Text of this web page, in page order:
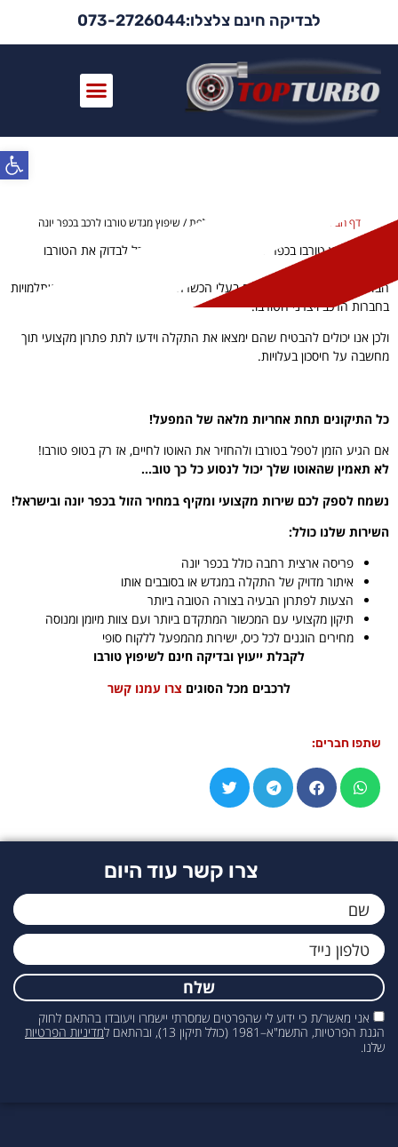
לבדיקה חינם צלצלו:073-2726044
החלפת / שיפוץ מגדש טורבו לרכב
דף הבית החלפת / שיפוץ מגדש טורבו לרכב בכפר יונה
מוסך לשיפוץ טורבו בכפר יונה, אצלנו בטופ טורבו תוכל לבדוק את הטורבו
הבדיקה מתבצעת ע״י מכונאים בעלי הכשרה מיוחדת לנושא שעברו השתלמויות
בחברות הרכב ויצרני הטורבו.
ולכן אנו יכולים להבטיח שהם ימצאו את התקלה וידעו לתת פתרון מקצועי תוך
מחשבה על חיסכון בעלויות.
כל התיקונים תחת אחריות מלאה של המפעל!
אם הגיע הזמן לטפל בטורבו ולהחזיר את האוטו לחיים, אז רק בטופ טורבו!
לא תאמין שהאוטו שלך יכול לנסוע כל כך טוב…
נשמח לספק לכם שירות מקצועי ומקיף במחיר הזול בכפר יונה ובישראל!
השירות שלנו כולל:
פריסה ארצית רחבה כולל בכפר יונה
איתור מדויק של התקלה במגדש או בסובבים אותו
הצעות לפתרון הבעיה בצורה הטובה ביותר
תיקון מקצועי עם המכשור המתקדם ביותר ועם צוות מיומן ומנוסה
מחירים הוגנים לכל כיס, ישירות מהמפעל ללקוח סופי
לקבלת ייעוץ ובדיקה חינם לשיפוץ טורבו
לרכבים מכל הסוגים צרו עמנו קשר
שתפו חברים:
צרו קשר עוד היום
אני מאשר/ת כי ידוע לי שהפרטים שמסרתי יישמרו ויעובדו בהתאם לחוק
הגנת הפרטיות, התשמ"א–1981 (כולל תיקון 13), ובהתאם ל
מדיניות הפרטיות
שלנו.
שלח